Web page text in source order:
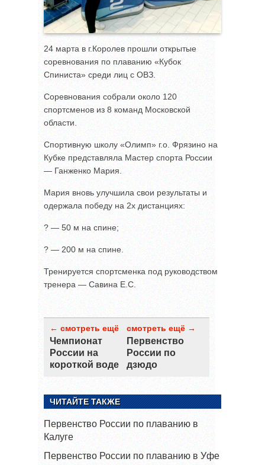
24 марта в г.Королев прошли открытые
соревнования по плаванию «Кубок
Спиниста» среди лиц с ОВЗ.
Соревнования собрали около 120
спортсменов из 8 команд Московской
области.
Спортивную школу «Олимп» г.о. Фрязино на
Кубке представляла Мастер спорта России
— Ганженко Мария.
Мария вновь улучшила свои результаты и
одержала победу на 2х дистанциях:
? — 50 м на спине;
? — 200 м на спине.
Тренируется спортсменка под руководством
тренера — Савина Е.С.
← смотреть ещё
Чемпионат
России на
короткой воде
смотреть ещё →
Первенство
России по
дзюдо
ЧИТАЙТЕ ТАКЖЕ
Первенство России по плаванию в
Калуге
Первенство России по плаванию в Уфе